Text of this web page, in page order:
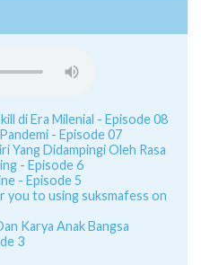
di Era Milenial - Episode 08
- Episode 07
Yang Didampingi Oleh Rasa
- Episode 6
- Episode 5
you to using suksmafess on
Karya Anak Bangsa
3